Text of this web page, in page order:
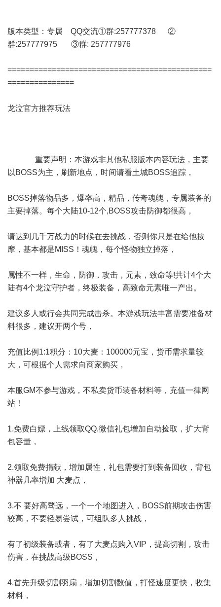
版本类型：专属 QQ交流①群:257777378 ②
群:257777975 ③群: 257777976
==============================================
===============
龙泣官方推荐玩法
重要声明：本游戏非其他私服版本内容玩法，主要
以BOSS为主，刷新地点，时间请看土城BOSS追踪，
BOSS掉落物品多，爆率高，精品，传奇魂魄，专属装备的
主要掉落。每个大陆10-12个,BOSS攻击防御都很高，
请达到几千万战力的时候在去挑战，否则你只是在给他按
摩，基本都是MISS！魂魄，每个怪物独立掉落，
属性不一样，生命，防御，攻击，元素，致命等!共计4个大
陆有4个龙泣守护者，终极装备，高致命元素唯一产出。
建议多人或行会共同完成击杀。本游戏玩法丰富需要准备材
料很多，建议开两个号，
充值比例1:1积分：10大麦：100000元宝，货币需求量较
大，可根据个人需求向商家购买，
本服GM不参与游戏，不私卖货币装备材料等，充值一律网
站！
1.免费白嫖，上线领取QQ.微信礼包增加自动捡取，扩大背
包容量，
2.领取免费捐献，增加属性，礼包需要打到装备回收，背包
神器几率增加 大麦点，
3.不 要好高骛远，一个一个地图进入，BOSS前期攻击伤害
较高，不要轻易尝试，可组队多人挑战，
有了初级装备或者，有了大麦点购入VIP，提高切割，攻击
伤害，在挑战高级BOSS，
4.首先升级切割羽扇，增加切割数值，打怪速度更快，收集
材料，